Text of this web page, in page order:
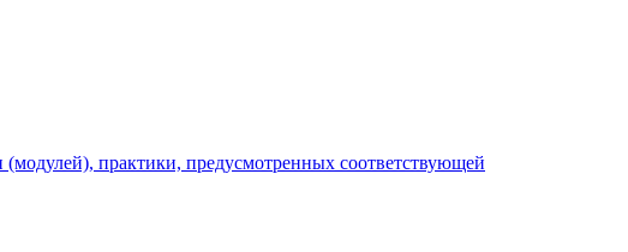
практики, предусмотренных соответствующей